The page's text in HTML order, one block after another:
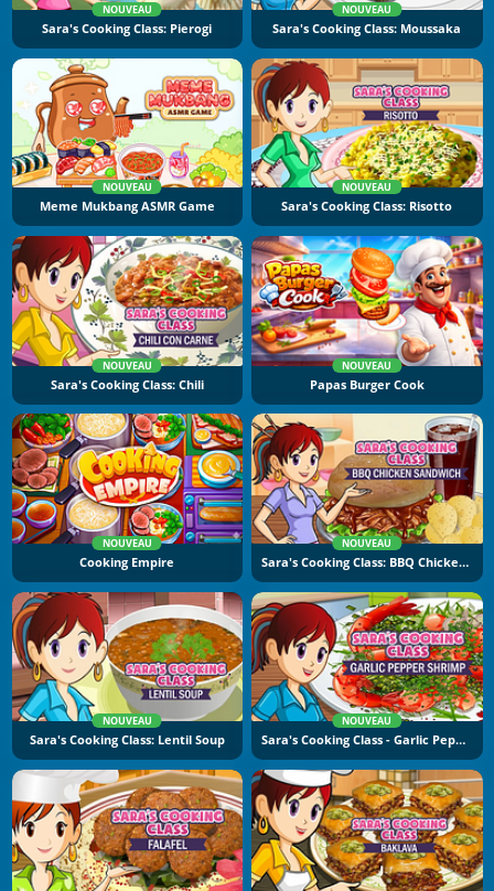
NOUVEAU
Sara's Cooking Class: Pierogi
NOUVEAU
Sara's Cooking Class: Moussaka
NOUVEAU
Meme Mukbang ASMR Game
NOUVEAU
Sara's Cooking Class: Risotto
NOUVEAU
Sara's Cooking Class: Chili
NOUVEAU
Papas Burger Cook
NOUVEAU
Cooking Empire
NOUVEAU
Sara's Cooking Class: BBQ Chicken Sandwich
NOUVEAU
Sara's Cooking Class: Lentil Soup
NOUVEAU
Sara's Cooking Class - Garlic Pepper Shrimp